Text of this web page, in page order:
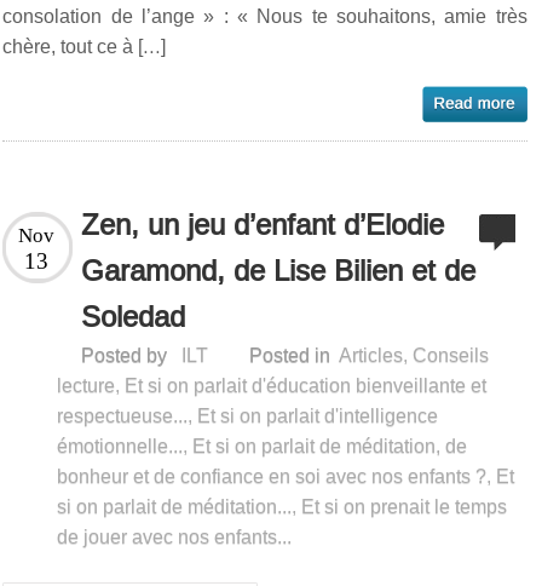
consolation de l’ange » : « Nous te souhaitons, amie très
chère, tout ce à […]
Zen, un jeu d’enfant d’Elodie
Garamond, de Lise Bilien et de
Soledad
Nov
13
Posted by ILT Posted in Articles, Conseils
lecture, Et si on parlait d'éducation bienveillante et
respectueuse..., Et si on parlait d'intelligence
émotionnelle..., Et si on parlait de méditation, de
bonheur et de confiance en soi avec nos enfants ?, Et
si on parlait de méditation..., Et si on prenait le temps
de jouer avec nos enfants...